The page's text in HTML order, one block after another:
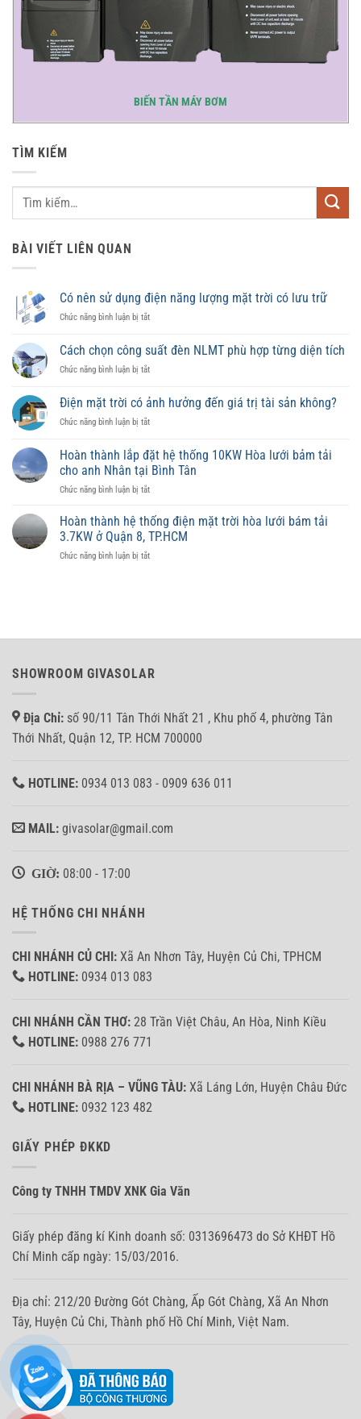
BIẾN TẦN MÁY BƠM
TÌM KIẾM
BÀI VIẾT LIÊN QUAN
Có nên sử dụng điện năng lượng mặt trời có lưu trữ
Chức năng bình luận bị tắtở
nên
sử
dụng
năng
mặt
có
lưu
Cách chọn công suất đèn NLMT phù hợp từng diện tích
Chức năng bình luận bị tắtở
chọn
công
suất
NLMT
phù
từng
tích
Điện mặt trời có ảnh hưởng đến giá trị tài sản không?
Chức năng bình luận bị tắtở
mặt
trời
có
ảnh
đến
giá
tài
Hoàn thành lắp đặt hệ thống 10KW Hòa lưới bảm tải
cho anh Nhân tại Bình Tân
Chức năng bình luận bị tắtở
thành
lắp
đặt
hệ
tải
anh
Nhân
Tân
Hoàn thành hệ thống điện mặt trời hòa lưới bám tải
3.7KW ở Quận 8, TP.HCM
Chức năng bình luận bị tắtở
mặt
lưới
3.7KW
ở
SHOWROOM GIVASOLAR
Địa Chỉ: số 90/11 Tân Thới Nhất 21 , Khu phố 4, phường Tân
Thới Nhất, Quận 12, TP. HCM 700000
HOTLINE: 0934 013 083 - 0909 636 011
MAIL: givasolar@gmail.com
GIỜ: 08:00 - 17:00
HỆ THỐNG CHI NHÁNH
CHI NHÁNH CỦ CHI: Xã An Nhơn Tây, Huyện Củ Chi, TPHCM
HOTLINE: 0934 013 083
CHI NHÁNH CẦN THƠ: 28 Trần Việt Châu, An Hòa, Ninh Kiều
HOTLINE: 0988 276 771
CHI NHÁNH BÀ RỊA – VŨNG TÀU: Xã Láng Lớn, Huyện Châu Đức
HOTLINE: 0932 123 482
GIẤY PHÉP ĐKKD
Công ty TNHH TMDV XNK Gia Văn
Giấy phép đăng kí Kinh doanh số: 0313696473 do Sở KHĐT Hồ
Chí Minh cấp ngày: 15/03/2016.
Địa chỉ: 212/20 Đường Gót Chàng, Ấp Gót Chàng, Xã An Nhơn
Tây, Huyện Củ Chi, Thành phố Hồ Chí Minh, Việt Nam.